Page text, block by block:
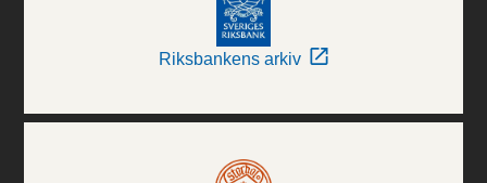
Riksbankens arkiv